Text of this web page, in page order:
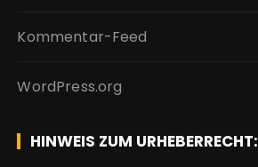
Kommentar-Feed
WordPress.org
HINWEIS ZUM URHEBERRECHT: